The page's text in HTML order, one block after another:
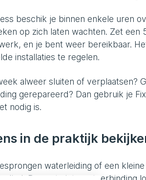
beschik je binnen enkele uren
op zich laten wachten. Zet
en je bent weer bereikbaar.
installaties te regelen.
alweer sluiten of verplaatsen?
gerepareerd? Dan gebruik je
nodig is.
in de praktijk
waterleiding of een